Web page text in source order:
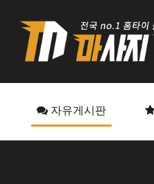
자유게시판